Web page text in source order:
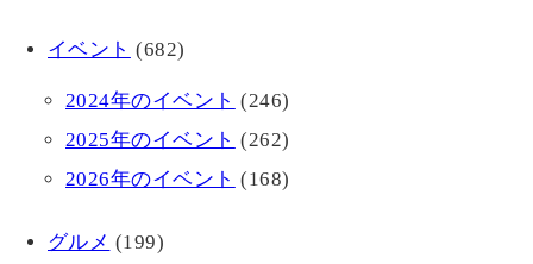
イベント (682)
2024年のイベント (246)
2025年のイベント (262)
2026年のイベント (168)
グルメ (199)